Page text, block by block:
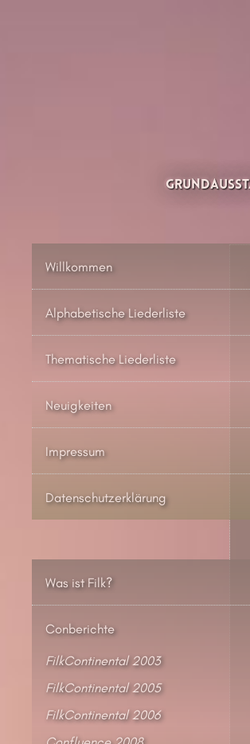
Thesilée – Filk &
Willkommen
Alphabetische Liederliste
Thematische Liederliste
Neuigkeiten
Impressum
Datenschutzerklärung
Was ist Filk?
Conberichte
FilkContinental 2003
FilkContinental 2005
FilkContinental 2006